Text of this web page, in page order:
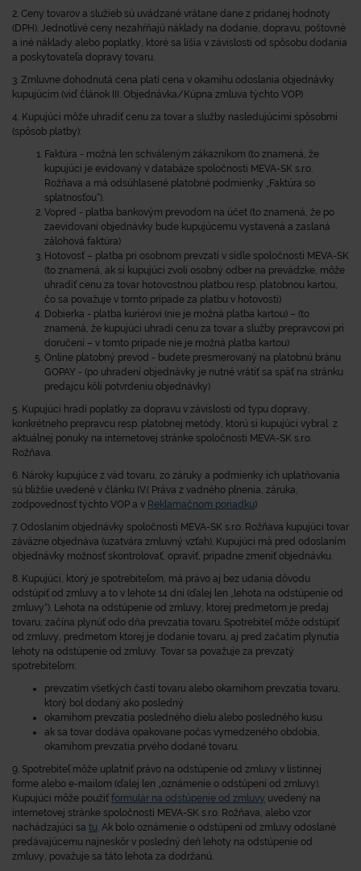
2. Ceny tovarov a služieb sú uvádzané vrátane dane z pridanej hodnoty
(DPH). Jednotlivé ceny nezahŕňajú náklady na dodanie, dopravu, poštovné
a iné náklady alebo poplatky, ktoré sa líšia v závislosti od spôsobu dodania
a poskytovateľa dopravy tovaru.
3. Zmluvne dohodnutá cena platí cena v okamihu odoslania objednávky
kupujúcim (viď článok III. Objednávka/Kúpna zmluva týchto VOP)
4. Kupujúci môže uhradiť cenu za tovar a služby nasledujúcimi spôsobmi
(spôsob platby):
Faktúra - možná len schváleným zákazníkom (to znamená, že
kupujúci je evidovaný v databáze spoločnosti MEVA-SK s.r.o.
Rožňava a má odsúhlasené platobné podmienky „Faktúra so
splatnosťou“).
Vopred - platba bankovým prevodom na účet (to znamená, že po
zaevidovaní objednávky bude kupujúcemu vystavená a zaslaná
zálohová faktúra)
Hotovosť – platba pri osobnom prevzatí v sídle spoločnosti MEVA-SK
(to znamená, ak si kupujúci zvolí osobný odber na prevádzke, môže
uhradiť cenu za tovar hotovostnou platbou resp. platobnou kartou,
čo sa považuje v tomto prípade za platbu v hotovosti)
Dobierka - platba kuriérovi (nie je možná platba kartou) – (to
znamená, že kupujúci uhradí cenu za tovar a služby prepravcovi pri
doručení – v tomto prípade nie je možná platba kartou)
Online platobný prevod - budete presmerovaný na platobnú bránu
GOPAY - (po uhradení objednávky je nutné vrátiť sa späť na stránku
predajcu kôli potvrdeniu objednávky)
5. Kupujúci hradí poplatky za dopravu v závislosti od typu dopravy,
konkrétneho prepravcu resp. platobnej metódy, ktorú si kupujúci vybral z
aktuálnej ponuky na internetovej stránke spoločnosti MEVA-SK s.r.o.
Rožňava.
6. Nároky kupujúce z vád tovaru, zo záruky a podmienky ich uplatňovania
sú bližšie uvedené v článku IV.( Práva z vadného plnenia, záruka,
zodpovednosť týchto VOP a v Reklamačnom poriadku)
7. Odoslaním objednávky spoločnosti MEVA-SK s.r.o. Rožňava kupujúci tovar
záväzne objednáva (uzatvára zmluvný vzťah). Kupujúci má pred odoslaním
objednávky možnosť skontrolovať, opraviť, prípadne zmeniť objednávku.
8. Kupujúci, ktorý je spotrebiteľom, má právo aj bez udania dôvodu
odstúpiť od zmluvy a to v lehote 14 dní (ďalej len „lehota na odstúpenie od
zmluvy“). Lehota na odstúpenie od zmluvy, ktorej predmetom je predaj
tovaru, začína plynúť odo dňa prevzatia tovaru. Spotrebiteľ môže odstúpiť
od zmluvy, predmetom ktorej je dodanie tovaru, aj pred začatím plynutia
lehoty na odstúpenie od zmluvy. Tovar sa považuje za prevzatý
spotrebiteľom:
prevzatím všetkých častí tovaru alebo okamihom prevzatia tovaru,
ktorý bol dodaný ako posledný
okamihom prevzatia posledného dielu alebo posledného kusu
ak sa tovar dodáva opakovane počas vymedzeného obdobia,
okamihom prevzatia prvého dodané tovaru.
9. Spotrebiteľ môže uplatniť právo na odstúpenie od zmluvy v listinnej
forme alebo e-mailom (ďalej len „oznámenie o odstúpení od zmluvy).
Kupujúci môže použiť formulár na odstúpenie od zmluvy uvedený na
internetovej stránke spoločnosti MEVA-SK s.r.o. Rožňava, alebo vzor
nachádzajúci sa tu. Ak bolo oznámenie o odstúpení od zmluvy odoslané
predávajúcemu najneskôr v posledný deň lehoty na odstúpenie od
zmluvy, považuje sa táto lehota za dodržanú.